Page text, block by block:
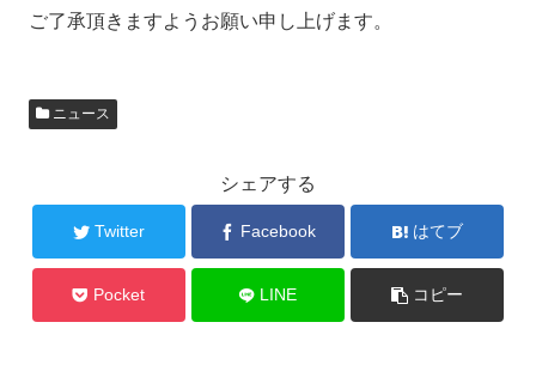
ご了承頂きますようお願い申し上げます。
ニュース
シェアする
Twitter Facebook はてブ
Pocket LINE コピー